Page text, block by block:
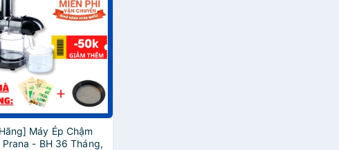
Máy Ép Chậm
Prana - BH 36 Tháng,